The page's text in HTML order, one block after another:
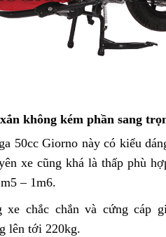
không kém phần sang
50cc Giorno này có kiểu
xe cũng khá là thấp phù
– 1m6.
chắc chắn và cứng cáp
lên tới 220kg.